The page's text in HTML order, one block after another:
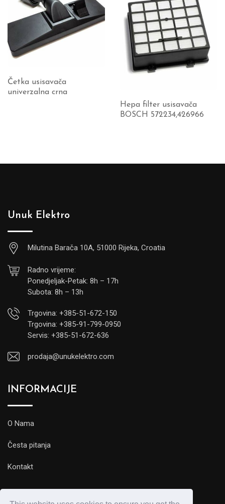
Četka usisavača
univerzalna crna
Hepa filter usisavača
BOSCH 572234,426966
Unuk Elektro
Milutina Barača 10A, 51000 Rijeka, Croatia
Radno vrijeme:
Ponedjeljak-Petak: 8h – 17h
Subota: 8h – 13h
Trgovina: +385-51-672-150
Trgovina: +385-91-799-0950
Servis: +385-51-672-636
prodaja@unukelektro.com
INFORMACIJE
O Nama
Česta pitanja
Kontakt